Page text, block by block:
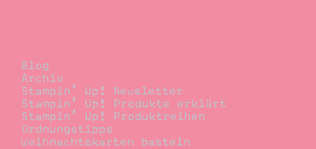
Blog
Archiv
Stampin’ Up! Newsletter
Stampin’ Up! Produkte erklärt
Stampin’ Up! Produktreihen
Ordnungstipps
Weihnachtskarten basteln